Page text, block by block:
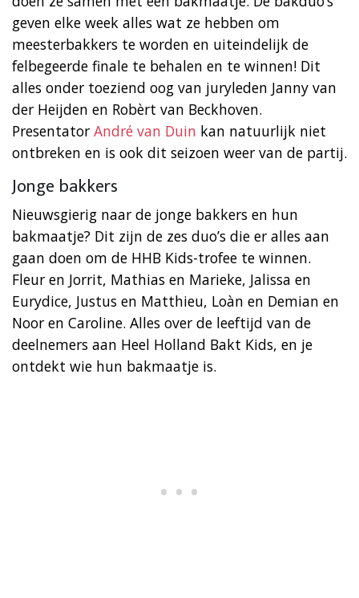
geven elke week alles wat ze hebben om
meesterbakkers te worden en uiteindelijk de
felbegeerde finale te behalen en te winnen! Dit
alles onder toeziend oog van juryleden Janny van
der Heijden en Robèrt van Beckhoven.
Presentator André van Duin kan natuurlijk niet
ontbreken en is ook dit seizoen weer van de partij.
Jonge bakkers
Nieuwsgierig naar de jonge bakkers en hun
bakmaatje? Dit zijn de zes duo’s die er alles aan
gaan doen om de HHB Kids-trofee te winnen.
Fleur en Jorrit, Mathias en Marieke, Jalissa en
Eurydice, Justus en Matthieu, Loàn en Demian en
Noor en Caroline. Alles over de leeftijd van de
deelnemers aan Heel Holland Bakt Kids, en je
ontdekt wie hun bakmaatje is.